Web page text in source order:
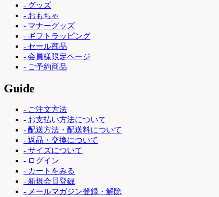
- グッズ
- おもちゃ
- マナーグッズ
- ギフトラッピング
- セール商品
- 会員様限定ページ
- ご予約商品
Guide
- ご注文方法
- お支払い方法について
- 配送方法・配送料について
- 返品・交換について
- サイズについて
- ログイン
- カートをみる
- 新規会員登録
- メールマガジン登録・解除